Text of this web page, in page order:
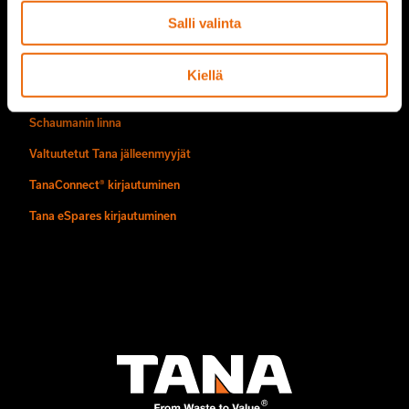
Salli valinta
Kiellä
Löydä meidät
Schaumanin linna
Valtuutetut Tana jälleenmyyjät
TanaConnect® kirjautuminen
Tana eSpares kirjautuminen